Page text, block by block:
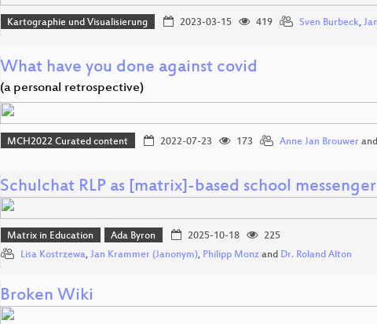
Kartographie und Visualisierung 2023-03-15 419 Sven Burbeck,
What have you done against covid
(a personal retrospective)
MCH2022 Curated content 2022-07-23 173 Anne Jan Brouwerand
Schulchat RLP as [matrix]-based school messenger
Matrix in Education Ada Byron 2025-10-18
225
Lisa Kostrzewa, Jan Krammer (Janonym), Philipp Monz and Dr. Roland Alton
Broken Wiki